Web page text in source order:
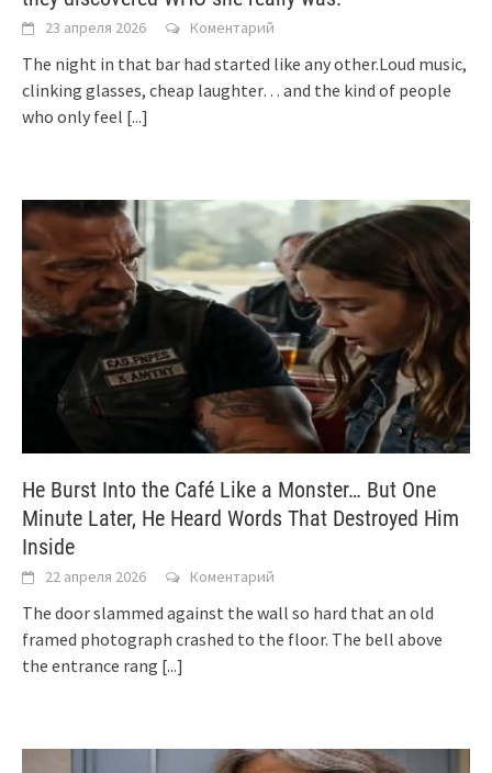
23 апреля 2026 Коментарий
The night in that bar had started like any other.Loud music,
clinking glasses, cheap laughter… and the kind of people
who only feel [...]
He Burst Into the Café Like a Monster… But One
Minute Later, He Heard Words That Destroyed Him
Inside
22 апреля 2026 Коментарий
The door slammed against the wall so hard that an old
framed photograph crashed to the floor. The bell above
the entrance rang [...]